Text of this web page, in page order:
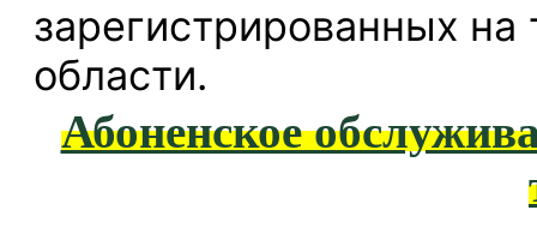
зарегистрированных
области.
Абоненское